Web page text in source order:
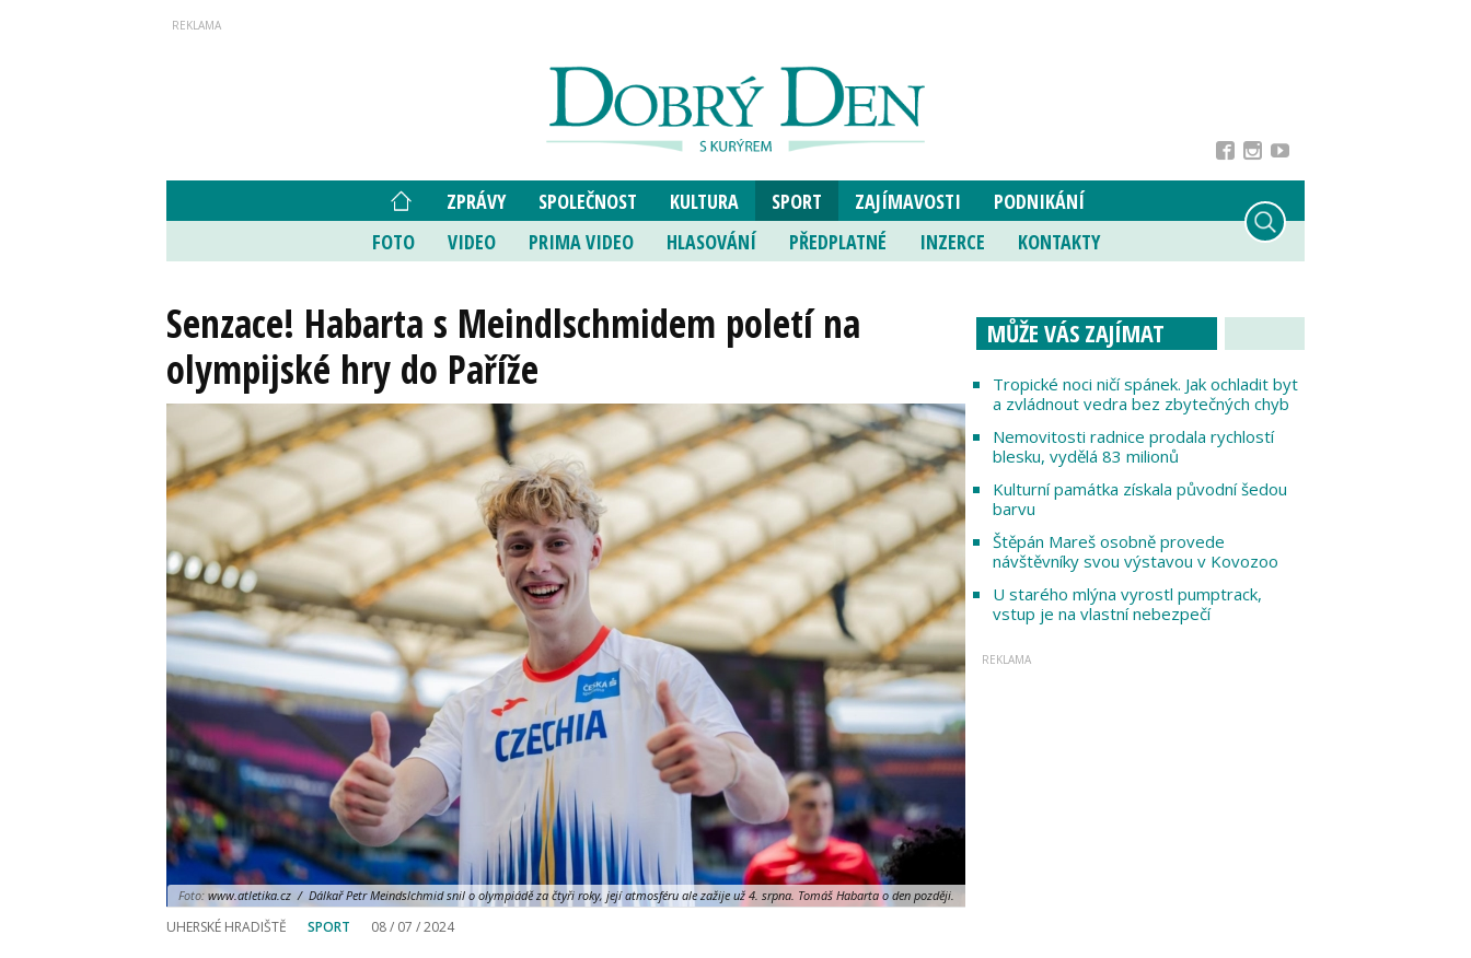
ZPRÁVY SPOLEČNOST KULTURA SPORT ZAJÍMAVOSTI
PODNIKÁNÍ
FOTO
VIDEO PRIMA VIDEO HLASOVÁNÍ PŘEDPLATNÉ INZERCE KONTAKTY
Senzace! Habarta s Meindlschmidem poletí na
olympijské hry do Paříže
Foto: www.atletika.cz / Dálkař Petr Meindslchmid snil o olympiádě za čtyři roky, její atmosféru ale zažije už 4. srpna. Tomáš Habarta o den později.
UHERSKÉ HRADIŠTĚ SPORT 08 / 07 / 2024
MŮŽE VÁS ZAJÍMAT
Tropické noci ničí spánek. Jak ochladit byt
a zvládnout vedra bez zbytečných chyb
Nemovitosti radnice prodala rychlostí
blesku, vydělá 83 milionů
Kulturní památka získala původní šedou
barvu
Štěpán Mareš osobně provede
návštěvníky svou výstavou v Kovozoo
U starého mlýna vyrostl pumptrack,
vstup je na vlastní nebezpečí